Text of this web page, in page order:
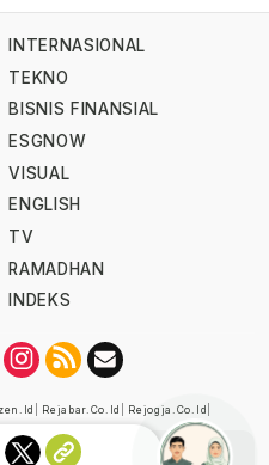
INTERNASIONAL
TEKNO
BISNIS FINANSIAL
ESGNOW
VISUAL
ENGLISH
TV
RAMADHAN
INDEKS
Rejabar.co.id Rejogja.co.id
oleh Dewan Pers